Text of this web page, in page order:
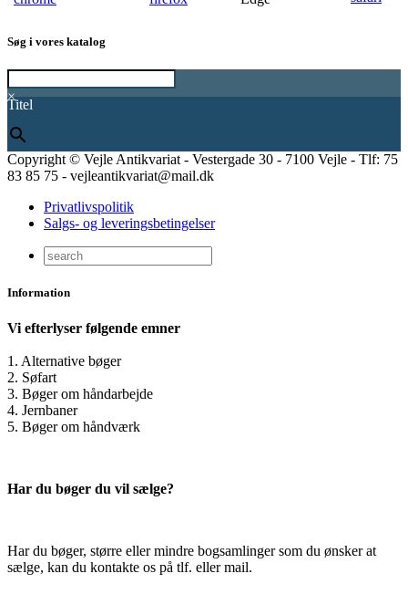
Søg i vores katalog
×
Titel
Copyright © Vejle Antikvariat - Vestergade 30 - 7100 Vejle - Tlf: 75
83 85 75 - vejleantikvariat@mail.dk
Privatlivspolitik
Salgs- og leveringsbetingelser
Information
Vi efterlyser følgende emner
1. Alternative bøger
2. Søfart
3. Bøger om håndarbejde
4. Jernbaner
5. Bøger om håndværk
Har du bøger du vil sælge?
Har du bøger, større eller mindre bogsamlinger som du ønsker at
sælge, kan du kontakte os på tlf. eller mail.